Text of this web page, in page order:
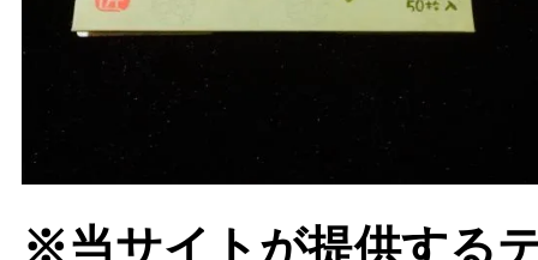
※当サイトが提供する